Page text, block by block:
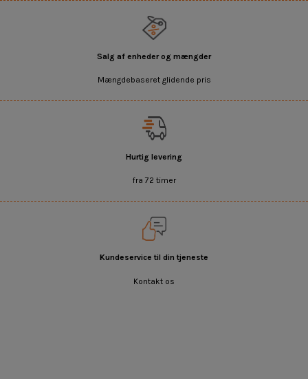
Salg af enheder og mængder
Mængdebaseret glidende pris
Hurtig levering
fra 72 timer
Kundeservice til din tjeneste
Kontakt os